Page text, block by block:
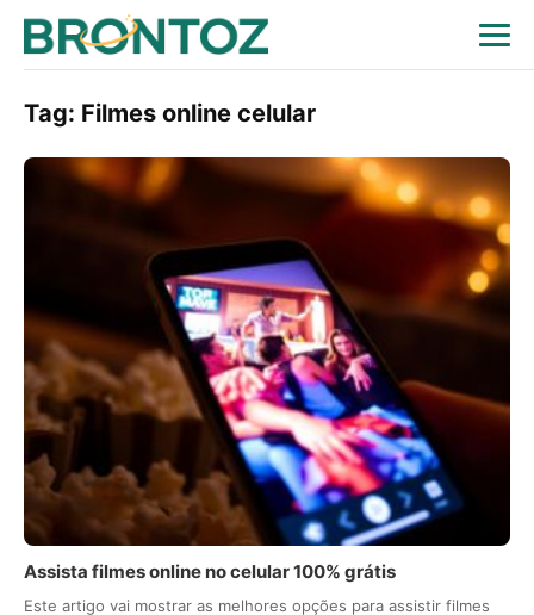
Tag: Filmes online celular
Assista filmes online no celular 100% grátis
Este artigo vai mostrar as melhores opções para assistir filmes